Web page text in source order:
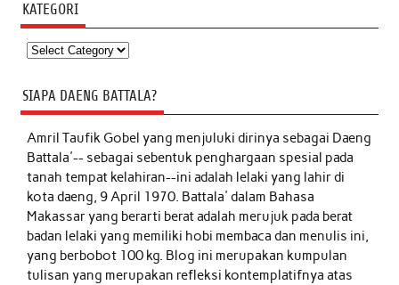
KATEGORI
Kategori
SIAPA DAENG BATTALA?
Amril Taufik Gobelyang menjuluki dirinya sebagai Daeng
Battala'-- sebagai sebentuk penghargaan spesial pada
tanah tempat kelahiran--ini adalah lelaki yang lahir di
kota daeng, 9 April 1970. Battala' dalam Bahasa
Makassar yang berarti berat adalah merujuk pada berat
badan lelaki yang memiliki hobi membaca dan menulis ini,
yang berbobot 100 kg. Blog ini merupakan kumpulan
tulisan yang merupakan refleksi kontemplatifnya atas